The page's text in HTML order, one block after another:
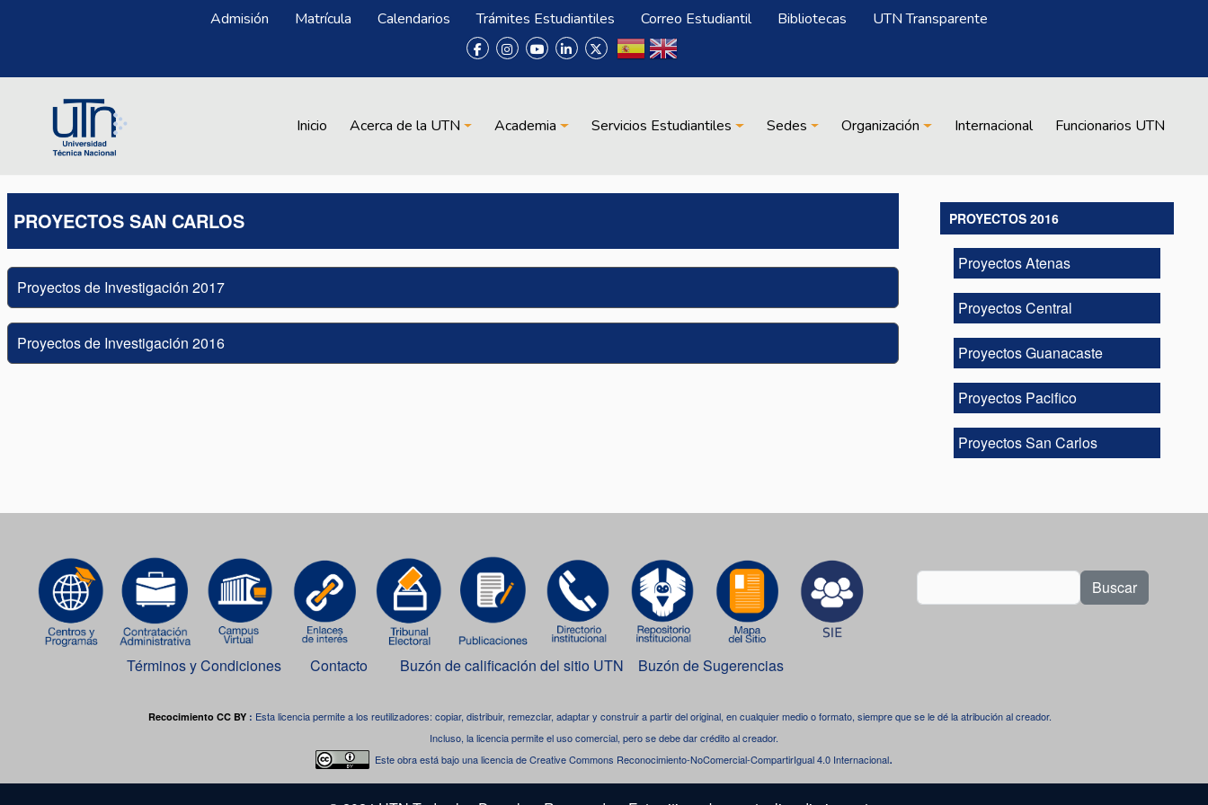
Menú Superior
Admisión Matrícula Calendarios Trámites Estudiantiles Correo Estudiantil Bibliotecas UTN Transparente
Main navigation
Inicio Acerca de la UTN Academia Servicios Estudiantiles Sedes Organización Internacional Funcionarios UTN
PROYECTOS SAN CARLOS
Proyectos de Investigación 2017
Proyectos de Investigación 2016
PROYECTOS 2016
Proyectos Atenas
Proyectos Central
Proyectos Guanacaste
Proyectos Pacifico
Proyectos San Carlos
Términos y Condiciones Contacto Buzón de calificación del sitio UTN Buzón de Sugerencias
Buscar
Recocimiento CC BY : Esta licencia permite a los reutilizadores: copiar, distribuir, remezclar, adaptar y construir a partir del original, en cualquier medio o formato, siempre que se le dé la atribución al creador.
Incluso, la licencia permite el uso comercial, pero se debe dar crédito al creador.
Este obra está bajo unalicencia de Creative Commons Reconocimiento-NoComercial-CompartirIgual 4.0 Internacional.